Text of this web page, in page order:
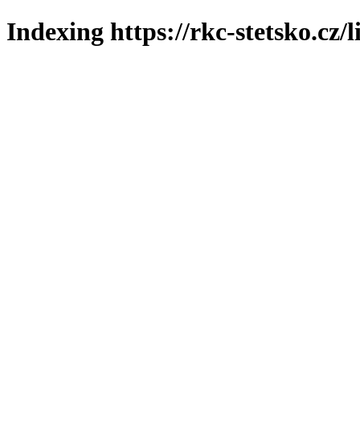
Indexing https://rkc-stetsko.cz/